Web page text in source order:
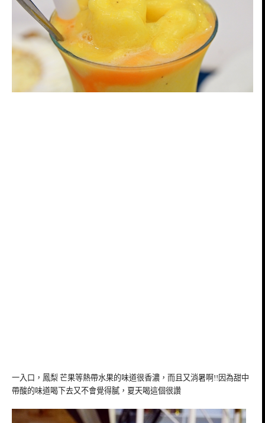
一入口，鳳梨 芒果等熱帶水果的味道很香濃，而且又消暑啊!!因為甜中
帶酸的味道喝下去又不會覺得膩，夏天喝這個很讚